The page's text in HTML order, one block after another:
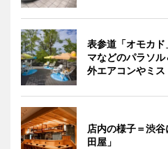
表参道「オモカ
マなどのパラソ
外エアコンやミ
店内の様子＝渋
田屋」